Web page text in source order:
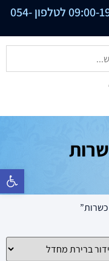
פתח סרגל
054-